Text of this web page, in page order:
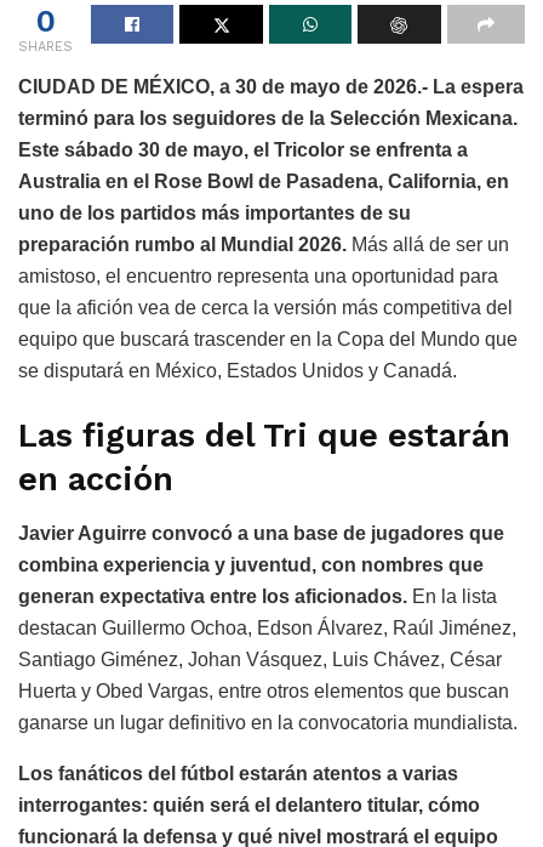
0
SHARES
CIUDAD DE MÉXICO, a 30 de mayo de 2026.- La espera
terminó para los seguidores de la Selección Mexicana.
Este sábado 30 de mayo, el Tricolor se enfrenta a
Australia en el Rose Bowl de Pasadena, California, en
uno de los partidos más importantes de su
preparación rumbo al Mundial 2026. Más allá de ser un
amistoso, el encuentro representa una oportunidad para
que la afición vea de cerca la versión más competitiva del
equipo que buscará trascender en la Copa del Mundo que
se disputará en México, Estados Unidos y Canadá.
Las figuras del Tri que estarán
en acción
Javier Aguirre convocó a una base de jugadores que
combina experiencia y juventud, con nombres que
generan expectativa entre los aficionados. En la lista
destacan Guillermo Ochoa, Edson Álvarez, Raúl Jiménez,
Santiago Giménez, Johan Vásquez, Luis Chávez, César
Huerta y Obed Vargas, entre otros elementos que buscan
ganarse un lugar definitivo en la convocatoria mundialista.
Los fanáticos del fútbol estarán atentos a varias
interrogantes: quién será el delantero titular, cómo
funcionará la defensa y qué nivel mostrará el equipo